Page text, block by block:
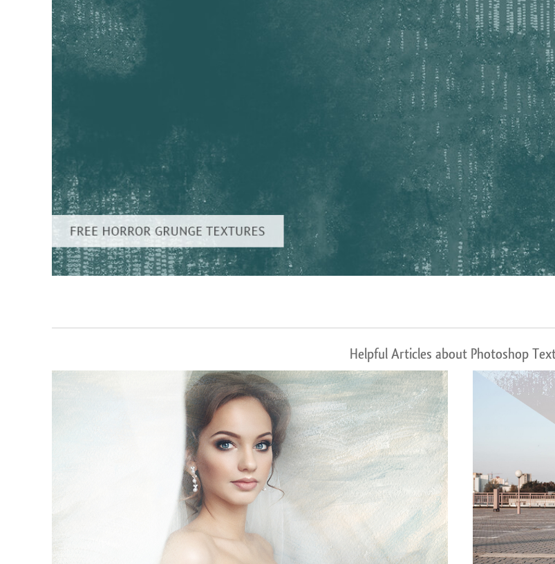
Dịch vụ chỉnh sửa sản phẩm Ékszer -retusálási szolgáltatások
Helpful Articles about Photoshop